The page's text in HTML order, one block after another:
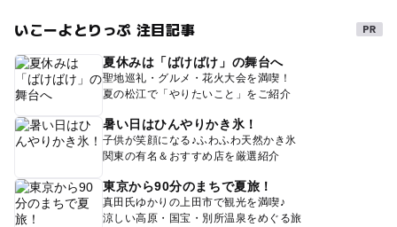
いこーよとりっぷ 注目記事
夏休みは「ばけばけ」の舞台へ
聖地巡礼・グルメ・花火大会を満喫！
夏の松江で「やりたいこと」をご紹介
暑い日はひんやりかき氷！
子供が笑顔になる♪ふわふわ天然かき氷
関東の有名＆おすすめ店を厳選紹介
東京から90分のまちで夏旅！
真田氏ゆかりの上田市で観光を満喫♪
涼しい高原・国宝・別所温泉をめぐる旅